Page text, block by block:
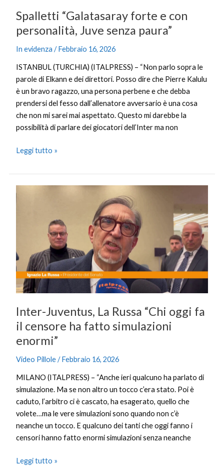
Spalletti “Galatasaray forte e con
personalità, Juve senza paura”
In evidenza /Febbraio 16, 2026
ISTANBUL (TURCHIA) (ITALPRESS) – “Non parlo sopra le
parole di Elkann e dei direttori. Posso dire che Pierre Kalulu
è un bravo ragazzo, una persona perbene e che debba
prendersi del fesso dall’allenatore avversario è una cosa
che non mi sarei mai aspettato. Questo mi darebbe la
possibilità di parlare dei giocatori dell’Inter ma non
Leggi tutto »
Inter-Juventus, La Russa “Chi oggi fa
il censore ha fatto simulazioni
enormi”
Video Pillole/Febbraio 16, 2026
MILANO (ITALPRESS) – “Anche ieri qualcuno ha parlato di
simulazione. Ma se non altro un tocco c’era stato. Poi è
caduto, l’arbitro ci è cascato, ha esagerato, quello che
volete…ma le vere simulazioni sono quando non c’è
neanche un tocco. E qualcuno dei tanti che oggi fanno i
censori hanno fatto enormi simulazioni senza neanche
Juventus,
oggi
fa
censore
fatto
simulazioni
Leggi tutto »